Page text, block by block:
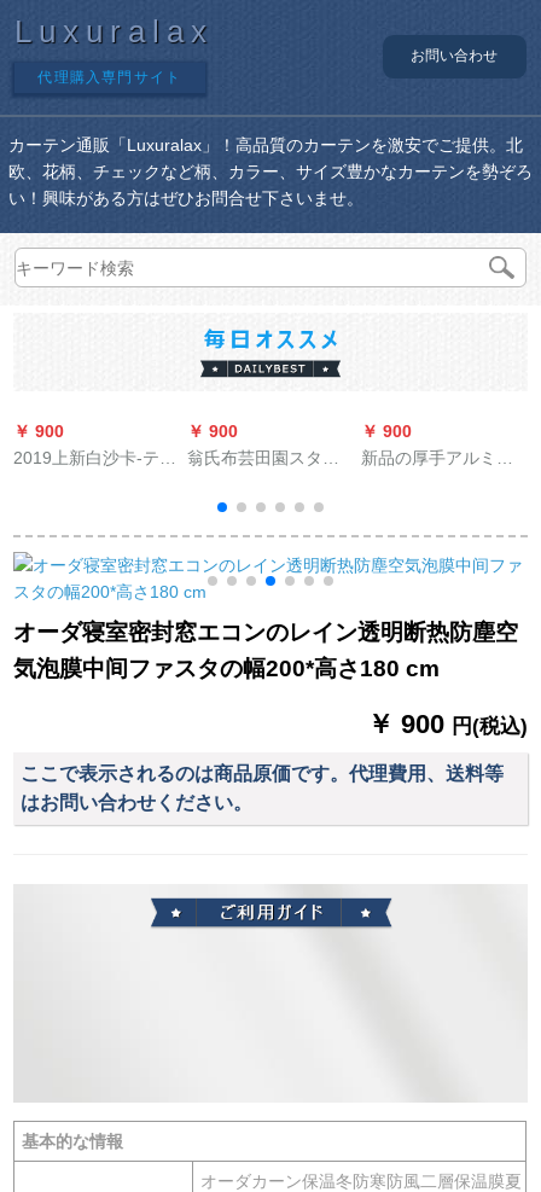
Luxuralax
代理購入専門サイト
お問い合わせ
カーテン通販「Luxuralax」！高品質のカーテンを激安でご提供。北
欧、花柄、チェックなど柄、カラー、サイズ豊かなカーテンを勢ぞろ
い！興味がある方はぜひお問合せ下さいませ。
￥ 900
2019上新白沙卡-テン
ンンンテ-ンンンンン
ンンテ-ン室薄いカー
ターテ-ン遮光カータ
テ-ンテーテ-ンテー
テ-ン薄さガテルテル
テ-ンテーテ-ン-ン星
￥ 900
翁氏布芸田園スター
ーン刺繡既製のカー
リングリングリング
リングステッチを施
したルーマニアマニ
アマニアテーの寝室
ベルン出窓カーンの
菊のひよこ-贴るデカ
￥ 900
新品の厚手アルミン
レールレールモノレ
ールの二重レールの
レールレールの滑車
カールテールモノポ
ールローマポールの
の白モノレール+トッ
ます。
オーダ寝室密封窓エコンのレイン透明断热防塵空
気泡膜中间ファスタの幅200*高さ180 cm
￥ 900 円(税込)
ここで表示されるのは商品原価です。代理費用、送料等
はお問い合わせください。
基本的な情報
オーダカーン保温冬防寒防風二層保温膜夏